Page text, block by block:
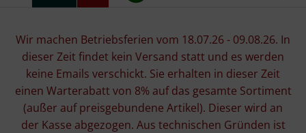
Stickpackungen
Stickgarne
Wir machen Betriebsferien vom 18.07.26 - 09.08.26. In
dieser Zeit findet kein Versand statt und es werden
keine Emails verschickt. Sie erhalten in dieser Zeit
einen Warterabatt von 8% auf das gesamte Sortiment
(außer auf preisgebundene Artikel). Dieser wird an
der Kasse abgezogen. Aus technischen Gründen ist